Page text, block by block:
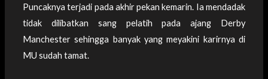
Puncaknya terjadi pada akhir pekan kemarin. Ia mendadak
tidak dilibatkan sang pelatih pada ajang Derby
Manchester sehingga banyak yang meyakini karirnya di
MU sudah tamat.